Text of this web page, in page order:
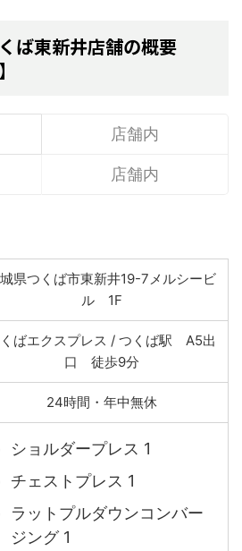
ば東新井店舗の概要
店舗内
店舗内
県つくば市東新井19-7メルシービ
ル 1F
ばエクスプレス / つくば駅 A5出
口 徒歩9分
24時間・年中無休
ショルダープレス 1
チェストプレス 1
ラットプルダウンコンバー
ジング 1